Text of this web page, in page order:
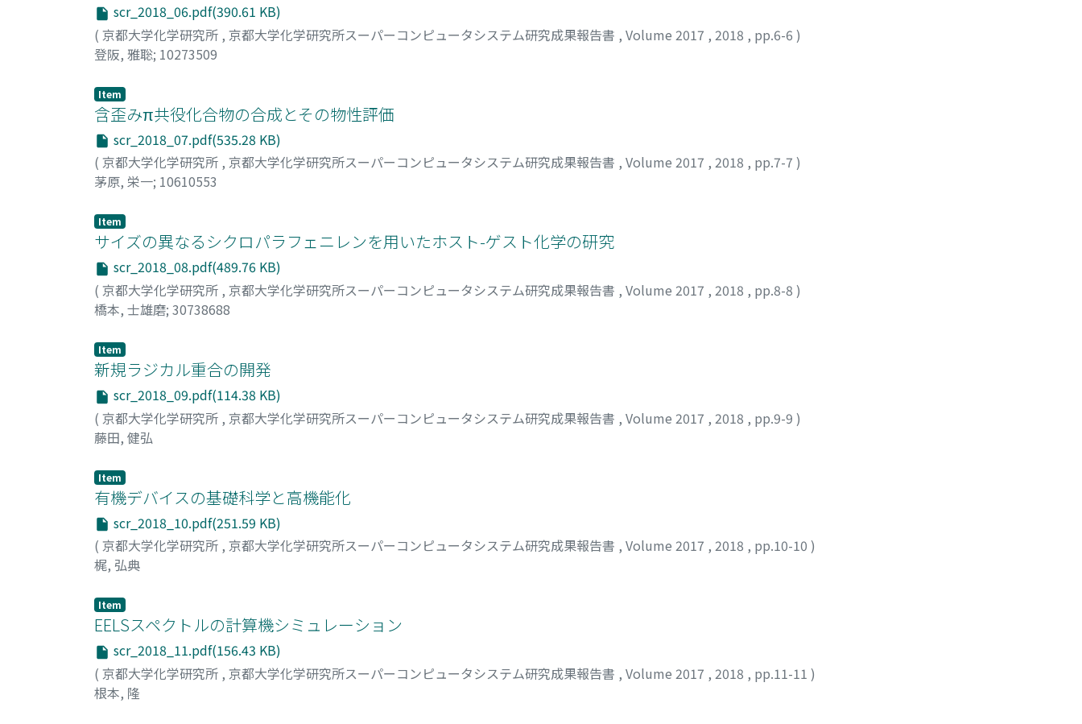
scr_2018_06.pdf(390.61 KB)
( 京都大学化学研究所 , 京都大学化学研究所スーパーコンピュータシステム研究成果報告書 , Volume 2017 , 2018 , pp.6-6 )
登阪, 雅聡; 10273509
Item
含歪みπ共役化合物の合成とその物性評価
scr_2018_07.pdf(535.28 KB)
( 京都大学化学研究所 , 京都大学化学研究所スーパーコンピュータシステム研究成果報告書 , Volume 2017 , 2018 , pp.7-7 )
茅原, 栄一; 10610553
Item
サイズの異なるシクロパラフェニレンを用いたホスト-ゲスト化学の研究
scr_2018_08.pdf(489.76 KB)
( 京都大学化学研究所 , 京都大学化学研究所スーパーコンピュータシステム研究成果報告書 , Volume 2017 , 2018 , pp.8-8 )
橋本, 士雄磨; 30738688
Item
新規ラジカル重合の開発
scr_2018_09.pdf(114.38 KB)
( 京都大学化学研究所 , 京都大学化学研究所スーパーコンピュータシステム研究成果報告書 , Volume 2017 , 2018 , pp.9-9 )
藤田, 健弘
Item
有機デバイスの基礎科学と高機能化
scr_2018_10.pdf(251.59 KB)
( 京都大学化学研究所 , 京都大学化学研究所スーパーコンピュータシステム研究成果報告書 , Volume 2017 , 2018 , pp.10-10 )
梶, 弘典
Item
EELSスペクトルの計算機シミュレーション
scr_2018_11.pdf(156.43 KB)
( 京都大学化学研究所 , 京都大学化学研究所スーパーコンピュータシステム研究成果報告書 , Volume 2017 , 2018 , pp.11-11 )
根本, 隆